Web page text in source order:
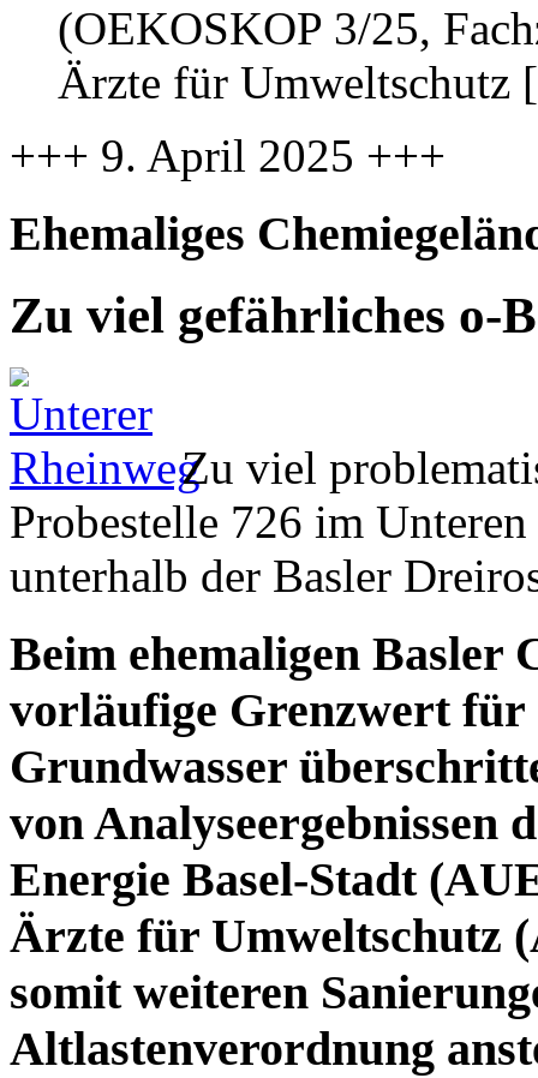
(OEKOSKOP 3/25,
Ärzte für Umweltschutz
+++ 9. April 2025 +++
Ehemaliges
Zu viel gefährliches o-
Zu viel
Probestelle 726 im
unterhalb der Basler
Beim ehemaligen Basler
vorläufige Grenzwert für
Grundwasser
von Analyseergebnissen
Energie Basel-Stadt
Ärzte für Umweltschutz
somit weiteren
Altlastenverordnung